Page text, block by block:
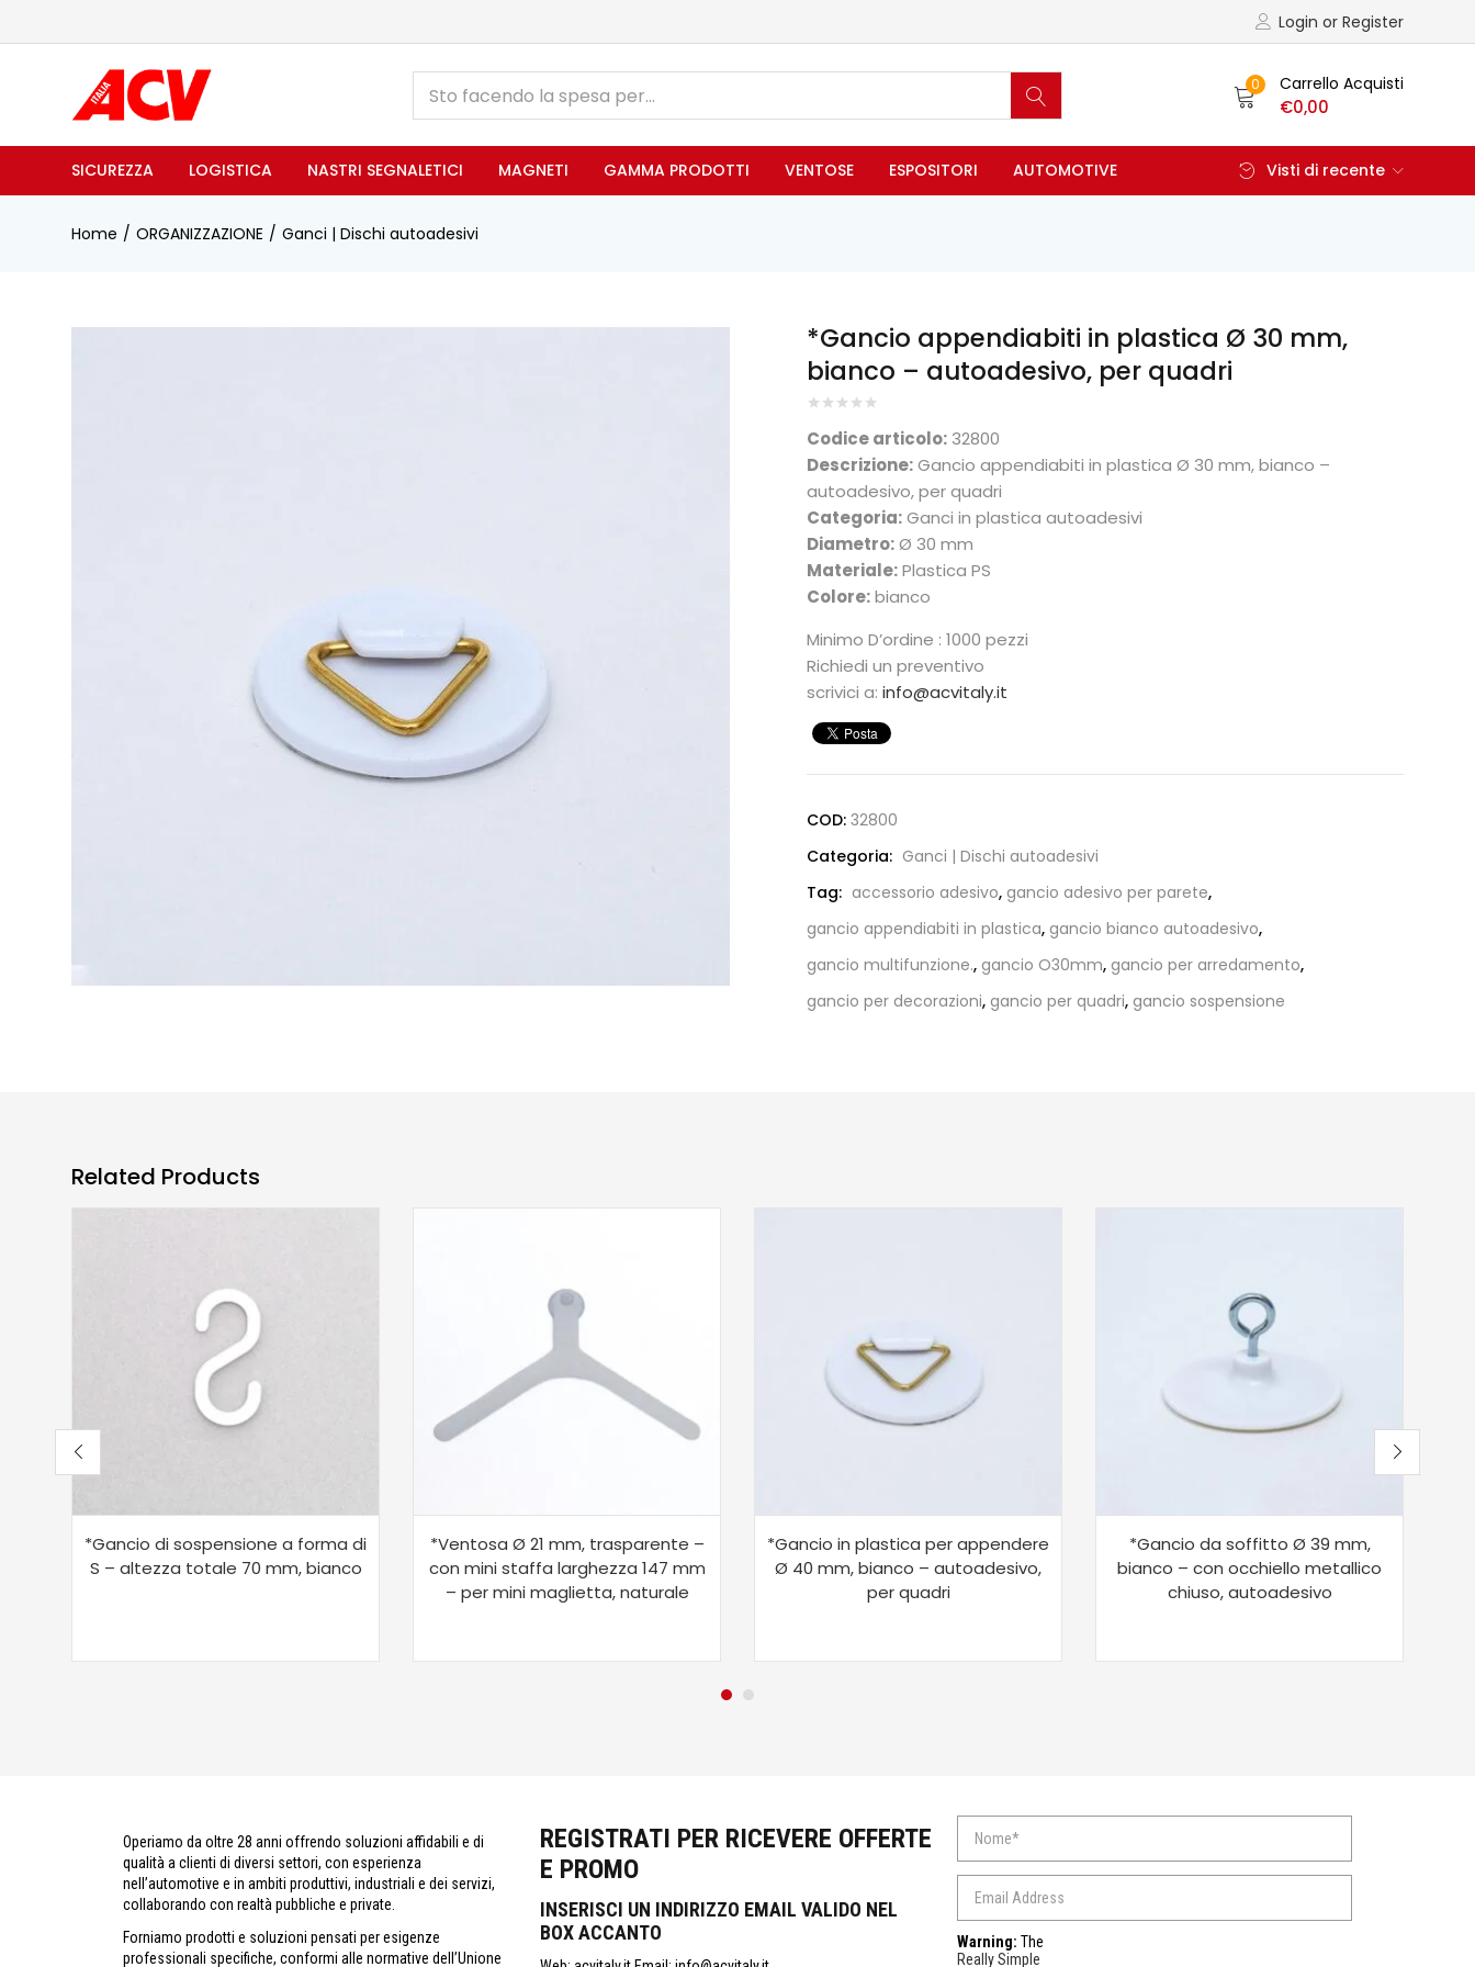
Login or Register
0 Carrello Acquisti
€0,00
SICUREZZA LOGISTICA NASTRI SEGNALETICI MAGNETI GAMMA PRODOTTI VENTOSE ESPOSITORI AUTOMOTIVE Visti di recente
Home ORGANIZZAZIONE Ganci | Dischi autoadesivi
*Gancio appendiabiti in plastica Ø 30 mm,
bianco – autoadesivo, per quadri
Codice articolo: 32800
Descrizione:Gancio appendiabiti in plastica Ø 30 mm, bianco –
autoadesivo, per quadri
Categoria:Ganci in plastica autoadesivi
Diametro:Ø 30 mm
Materiale:Plastica PS
Colore:bianco
Minimo D’ordine : 1000 pezzi
Richiedi un preventivo
scrivici a: info@acvitaly.it
COD: 32800
Categoria: Ganci | Dischi autoadesivi
Tag: accessorio adesivo, gancio adesivo per parete,
gancio appendiabiti in plastica, gancio bianco autoadesivo,
gancio multifunzione., gancio O30mm, gancio per arredamento,
gancio per decorazioni, gancio per quadri, gancio sospensione
Related Products
*Gancio di sospensione a forma di
S – altezza totale 70 mm, bianco
*Ventosa Ø 21 mm, trasparente –
con mini staffa larghezza 147 mm
– per mini maglietta, naturale
*Gancio in plastica per appendere
Ø 40 mm, bianco – autoadesivo,
per quadri
*Gancio da soffitto Ø 39 mm,
bianco – con occhiello metallico
chiuso, autoadesivo
Operiamo da oltre 28 anni offrendo soluzioni affidabili e di
qualità a clienti di diversi settori, con esperienza
nell’automotive e in ambiti produttivi, industriali e dei servizi,
collaborando con realtà pubbliche e private.
Forniamo prodotti e soluzioni pensati per esigenze
professionali specifiche, conformi alle normative dell’Unione
REGISTRATI PER RICEVERE OFFERTE
E PROMO
INSERISCI UN INDIRIZZO EMAIL VALIDO NEL
BOX ACCANTO
Warning: The
Really Simple